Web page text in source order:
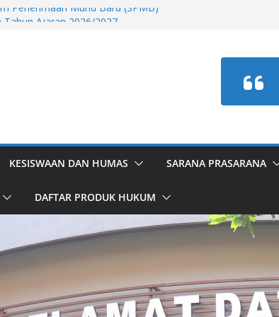
Penerimaan Murid Baru (SPMB)
KESISWAAN DAN HUMAS SARANA PRASARANA
DAFTAR PRODUK HUKUM